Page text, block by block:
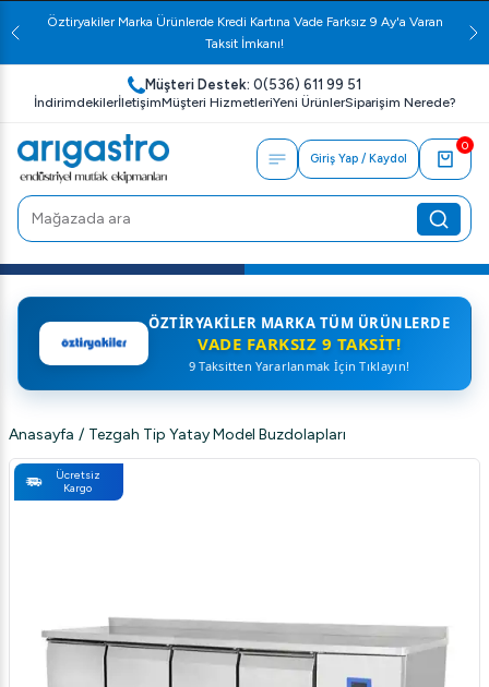
Öztiryakiler Marka Ürünlerde Kredi Kartına Vade Farksız 9 Ay'a Varan
Taksit İmkanı!
Müşteri Destek: 0(536) 611 99 51
İndirimdekilerİletişimMüşteri HizmetleriYeni ÜrünlerSiparişim Nerede?
Giriş Yap / Kaydol
0
ÖZTIRYAKILER MARKA TÜM ÜRÜNLERDE
VADE FARKSIZ 9 TAKSIT!
9 Taksitten Yararlanmak İçin Tıklayın!
Anasayfa / Tezgah Tip Yatay Model Buzdolapları
Ücretsiz
Kargo